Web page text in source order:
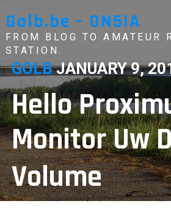
to
content
Golb.be – ON5IA
FROM BLOG TO AMATEUR
STATION.
GOLB JANUARY 9,
Hello
Monitor Uw
Volume